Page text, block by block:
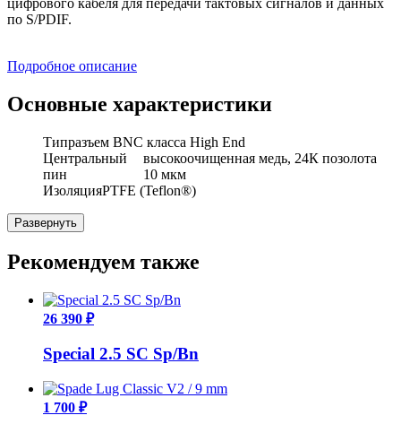
цифрового кабеля для передачи тактовых сигналов и данных
по S/PDIF.
Подробное описание
Основные характеристики
Типразъем BNC класса High End
Центральный
пин
высокоочищенная медь, 24К позолота
10 мкм
ИзоляцияPTFE (Teflon®)
Развернуть
Рекомендуем также
26 390 ₽
Special 2.5 SС Sp/Bn
1 700 ₽